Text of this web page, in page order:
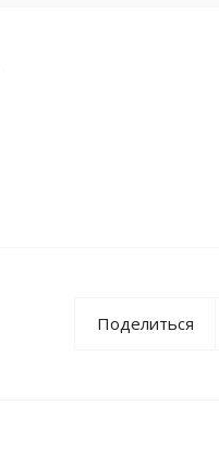
Поделиться